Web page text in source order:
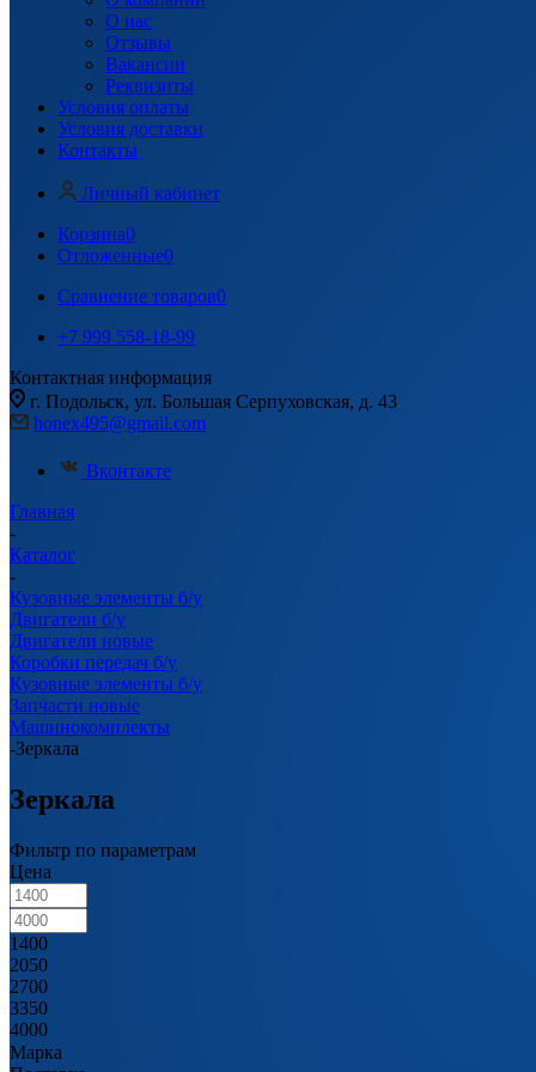
О нас
Отзывы
Вакансии
Реквизиты
Условия оплаты
Условия доставки
Контакты
Личный кабинет
Корзина0
Отложенные0
Сравнение товаров0
+7 999 558-18-99
Контактная информация
г. Подольск, ул. Большая Серпуховская, д. 43
honex495@gmail.com
Вконтакте
Главная
-
Каталог
-
Кузовные элементы б/у
Двигатели б/у
Двигатели новые
Коробки передач б/у
Кузовные элементы б/у
Запчасти новые
Машинокомплекты
-Зеркала
Зеркала
Фильтр по параметрам
Цена
1400
2050
2700
3350
4000
Марка